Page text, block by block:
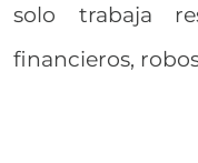
solo trabaja
financieros,